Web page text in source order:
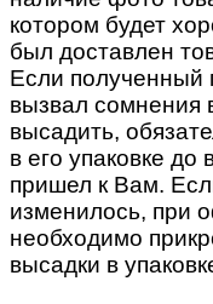
котором будет
был доставлен
Если полученный
вызвал сомнения
высадить,
в его упаковке до
пришел к Вам.
изменилось, при
необходимо
высадки в